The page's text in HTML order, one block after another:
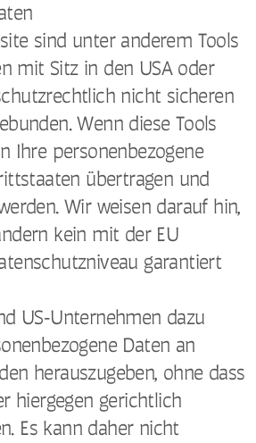
sind unter anderem Tools
mit Sitz in den USA oder
nicht sicheren
Wenn diese Tools
Ihre personenbezogene
übertragen und
Wir weisen darauf hin,
kein mit der EU
garantiert
US-Unternehmen dazu
Daten an
herauszugeben, ohne dass
hiergegen gerichtlich
Es kann daher nicht